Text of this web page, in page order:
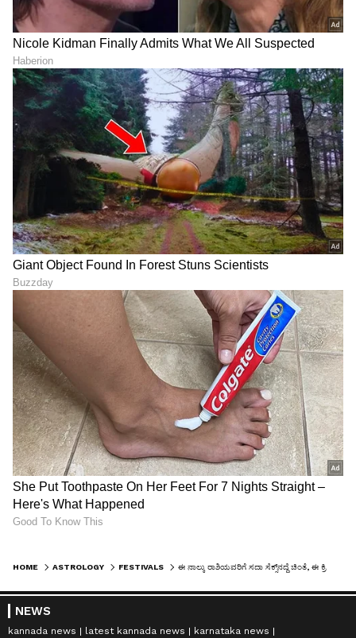
HOME ASTROLOGY FESTIVALS ಈ ನಾಲ್ಕು ರಾಶಿಯವರಿಗೆ ಸದಾ ಸೆಕ್ಸ್‌‌ನದ್ದೆ ಚಿಂತೆ, ಈ ಕ್ರಿಯೆಯಲ್ಲೂ ಚುರುಕು!
NEWS
kannada news latest kannada news
karnataka news